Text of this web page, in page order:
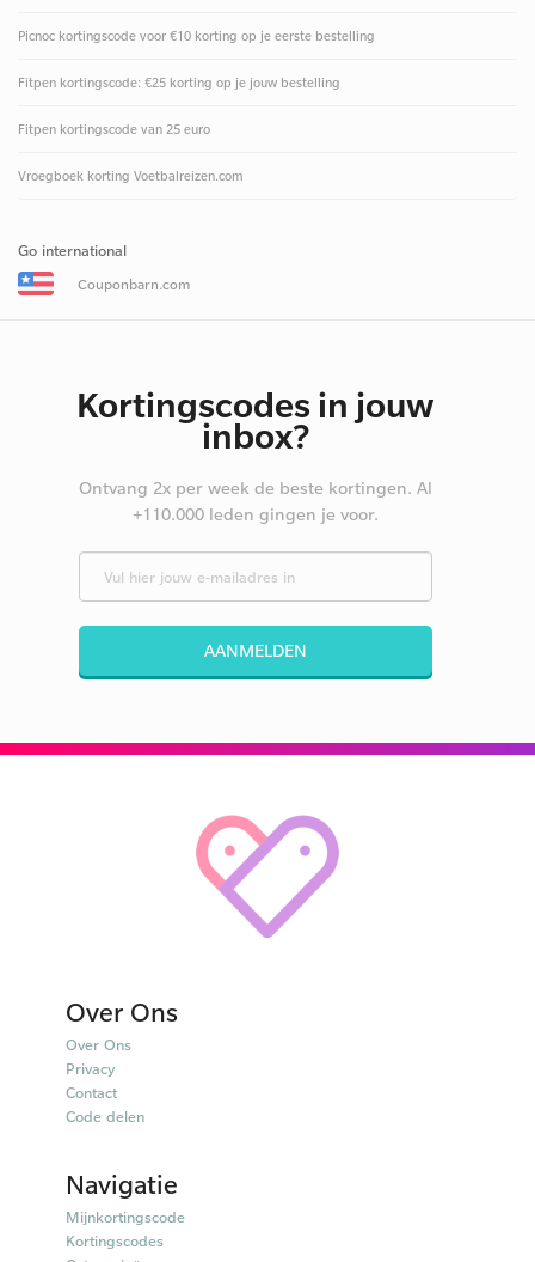
Picnoc kortingscode voor €10 korting op je eerste bestelling
Fitpen kortingscode: €25 korting op je jouw bestelling
Fitpen kortingscode van 25 euro
Vroegboek korting Voetbalreizen.com
Go international
Couponbarn.com
Kortingscodes in jouw
inbox?
Ontvang 2x per week de beste kortingen. Al
+110.000 leden gingen je voor.
AANMELDEN
Over Ons
Over Ons
Privacy
Contact
Code delen
Navigatie
Mijnkortingscode
Kortingscodes